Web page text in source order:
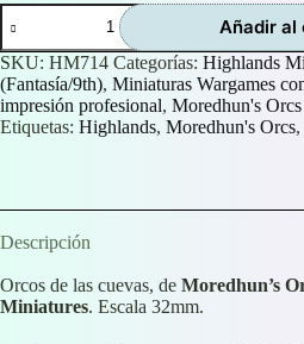
Orcos
de
las
cuevas
(Cave
Orcs)
cantidad
Añadir al
SKU: HM714 Categorías: Highlands
(Fantasía/9th), Miniaturas Wargames
impresión profesional, Moredhun's
Etiquetas: Highlands, Moredhun's Orcs,
Descripción
Orcos de las cuevas, de Moredhun’s
Miniatures. Escala 32mm.